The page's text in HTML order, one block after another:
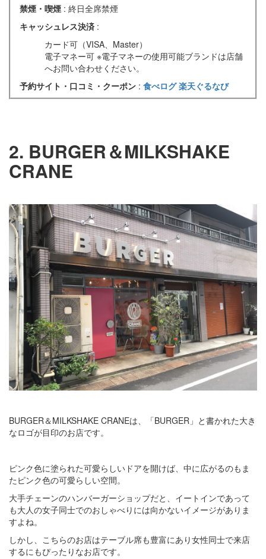
禁煙・喫煙 : 終日全席禁煙
キャッシュレス決済 :
カード可（VISA、Master）
電子マネー可 ※電子マネーの使用可能ブランドは店舗
へお問い合わせください。
予約サイト・口コミ・クーポン : 食べログ楽天ぐるなび
2. BURGER＆MILKSHAKE
CRANE
BURGER＆MILKSHAKE CRANEは、「BURGER」と書かれた大き
なロゴが目印のお店です。
ピンク色に塗られた可愛らしいドアを開けば、中に広がるのもま
たピンク色の可愛らしい空間。
大手チェーンのハンバーガーショップだと、イートインであって
も大人の女子同士でのおしゃべりには向かないイメージがありま
すよね。
しかし、こちらのお店はテーブル席も豊富にあり女性同士で来店
するにもぴったりなお店です。